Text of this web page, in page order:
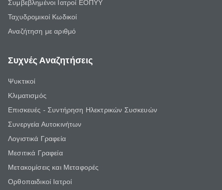
Συμβεβλημένοι Ιατροί ΕΟΠΥΥ
Ταχυδρομικοί Κωδικοί
Αναζήτηση με αριθμό
Συχνές Αναζητήσεις
Ψυκτικοί
Κλιματισμός
Επισκευές - Συντήρηση Ηλεκτρικών Συσκευών
Συνεργεία Αυτοκινήτων
Λογιστικά Γραφεία
Μεσιτικά Γραφεία
Μετακομίσεις και Μεταφορές
Ορθοπαιδικοί Ιατροί